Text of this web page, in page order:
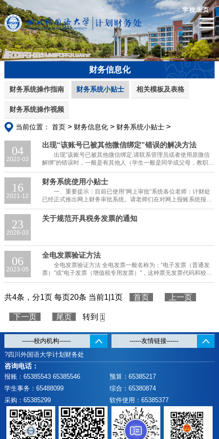
学校主页
财务信息化
财务系统操作指南 财务系统小贴士 相关模板及表格
财务系统操作视频
当前位置： 首页> 财务信息化> 财务系统小贴士>
04
2022-03
出现“该账号已被其他微信绑定”错误的解决方法
出现“该账号已被其他微信绑定,请联系管理员或者使用原微信
解绑”的错误时，一般是有其他人（学生一般是同学或父母，教职工
一般是家人或同事）曾经使用过该学工号给该师生帮忙办理过财务
业...
16
2021-12
财务系统使用小贴士
一、重要提示：目前已使用“网上审批”系统各位老师：计财处
已经正式推出网上财务审批系统。请老师们在对网上报账系统报账
单及网上个人收入申报系统申报单进行提交时，可选择“线上”提交
审批方式，也可选择“线下”...
23
2026-03
关于规范开具税务发票的通知
06
2023-05
全电发票验证方法
全电发票验证方法 全电发票一般名称为：“电子发票（普通发
票）”或“电子发票（增值税专用发票）”，这种票无发票代码和校验
码，有20位发票号码，销售方购买方地址银行不再显示。在网报系
共4条，分1页 每页20条 当前1|1页 首页 上一页
下一页 尾页 转到
?四川外国语大学计划财务处
咨询电话：
报账：65385543 65385546
预算：65385217
学生事务：65488099
综合：65380874
采购：65385299
软件使用：65385377